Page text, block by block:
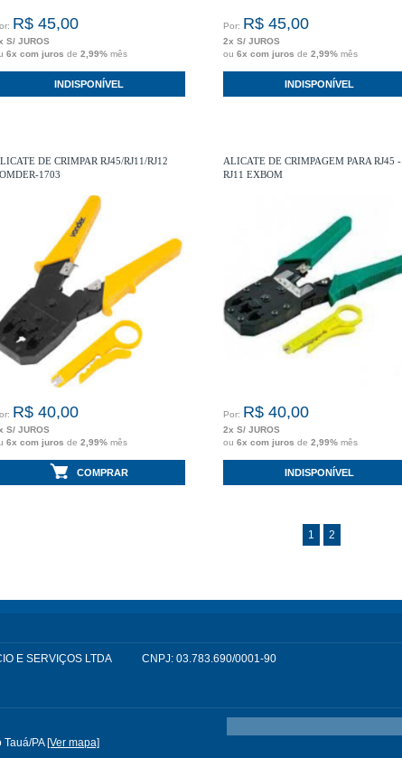
R$ 45,00
S/ JUROS
6x com juros de 2,99% mês
INDISPONÍVEL
Por: R$ 45,00
2x S/ JUROS
ou 6x com juros de 2,99% mês
INDISPONÍVEL
DE CRIMPAR RJ45/RJ11/RJ12
1703
R$ 40,00
S/ JUROS
6x com juros de 2,99% mês
COMPRAR
ALICATE DE CRIMPAGEM PARA RJ45 -
RJ11 EXBOM
Por: R$ 40,00
2x S/ JUROS
ou 6x com juros de 2,99% mês
INDISPONÍVEL
1 2
E SERVIÇOS LTDA CNPJ: 03.783.690/0001-90
PA [Ver mapa]